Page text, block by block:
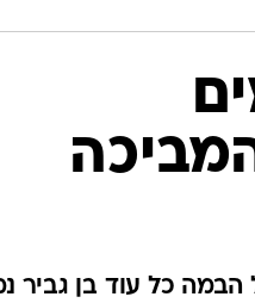
כל עוד בן גביר